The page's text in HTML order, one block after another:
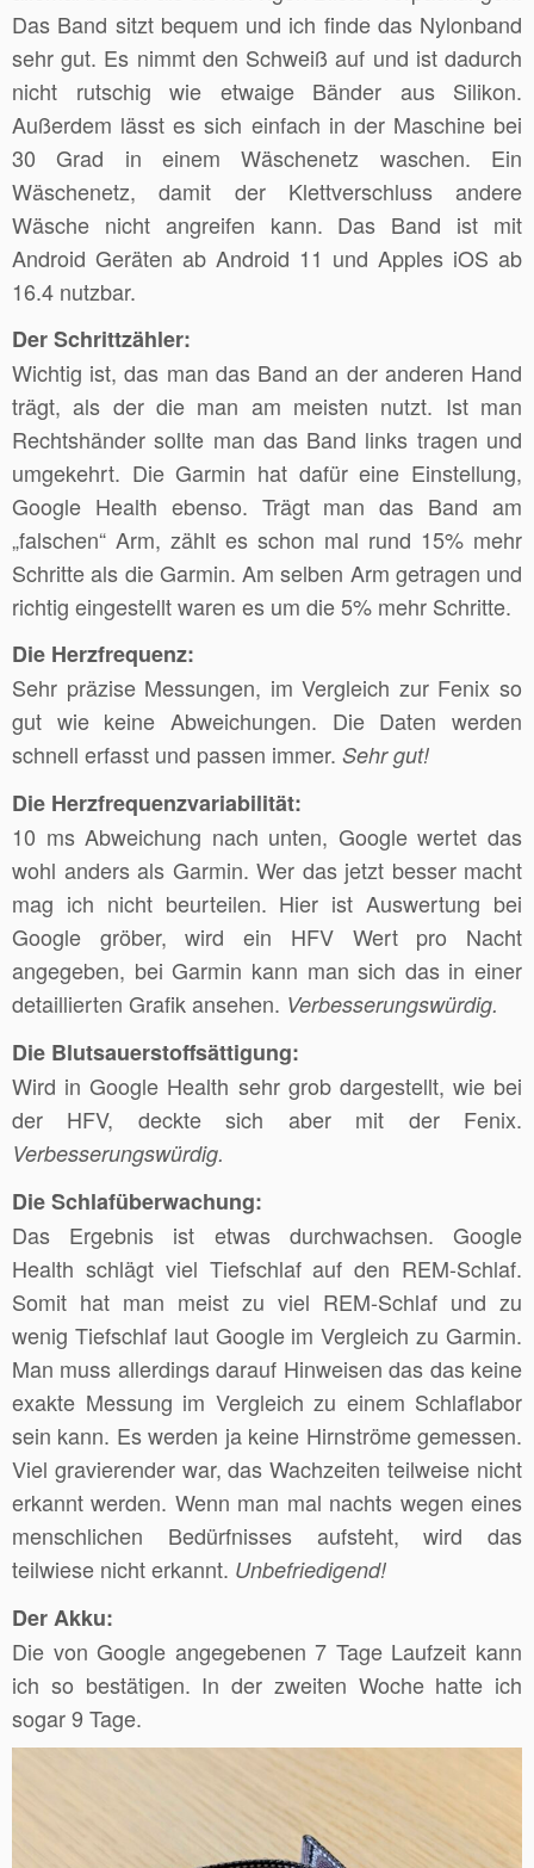
Das Band sitzt bequem und ich finde das Nylonband
sehr gut. Es nimmt den Schweiß auf und ist dadurch
nicht rutschig wie etwaige Bänder aus Silikon.
Außerdem lässt es sich einfach in der Maschine bei
30 Grad in einem Wäschenetz waschen. Ein
Wäschenetz, damit der Klettverschluss andere
Wäsche nicht angreifen kann. Das Band ist mit
Android Geräten ab Android 11 und Apples iOS ab
16.4 nutzbar.
Der Schrittzähler:
Wichtig ist, das man das Band an der anderen Hand
trägt, als der die man am meisten nutzt. Ist man
Rechtshänder sollte man das Band links tragen und
umgekehrt. Die Garmin hat dafür eine Einstellung,
Google Health ebenso. Trägt man das Band am
„falschen“ Arm, zählt es schon mal rund 15% mehr
Schritte als die Garmin. Am selben Arm getragen und
richtig eingestellt waren es um die 5% mehr Schritte.
Die Herzfrequenz:
Sehr präzise Messungen, im Vergleich zur Fenix so
gut wie keine Abweichungen. Die Daten werden
schnell erfasst und passen immer. Sehr gut!
Die Herzfrequenzvariabilität:
10 ms Abweichung nach unten, Google wertet das
wohl anders als Garmin. Wer das jetzt besser macht
mag ich nicht beurteilen. Hier ist Auswertung bei
Google gröber, wird ein HFV Wert pro Nacht
angegeben, bei Garmin kann man sich das in einer
detaillierten Grafik ansehen. Verbesserungswürdig.
Die Blutsauerstoffsättigung:
Wird in Google Health sehr grob dargestellt, wie bei
der HFV, deckte sich aber mit der Fenix.
Verbesserungswürdig.
Die Schlafüberwachung:
Das Ergebnis ist etwas durchwachsen. Google
Health schlägt viel Tiefschlaf auf den REM-Schlaf.
Somit hat man meist zu viel REM-Schlaf und zu
wenig Tiefschlaf laut Google im Vergleich zu Garmin.
Man muss allerdings darauf Hinweisen das das keine
exakte Messung im Vergleich zu einem Schlaflabor
sein kann. Es werden ja keine Hirnströme gemessen.
Viel gravierender war, das Wachzeiten teilweise nicht
erkannt werden. Wenn man mal nachts wegen eines
menschlichen Bedürfnisses aufsteht, wird das
teilwiese nicht erkannt. Unbefriedigend!
Der Akku:
Die von Google angegebenen 7 Tage Laufzeit kann
ich so bestätigen. In der zweiten Woche hatte ich
sogar 9 Tage.